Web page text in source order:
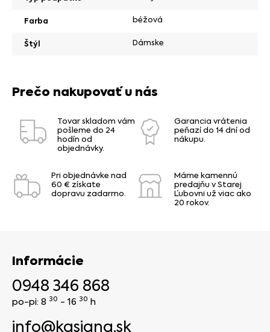
Farba béžová
Štýl Dámske
Prečo nakupovať u nás
Tovar skladom vám
pošleme do 24
hodín od
objednávky.
Garancia vrátenia
peňazí do 14 dní od
nákupu.
Pri objednávke nad
60 € získate
dopravu zadarmo.
Máme kamennú
predajňu v Starej
Ľubovni už viac ako
20 rokov.
Informácie
0948 346 868
po-pi: 8 30 - 16 30 h
info@kasiana.sk